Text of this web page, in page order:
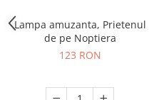
Lampa amuzanta, Prietenul
de pe Noptiera
123 RON